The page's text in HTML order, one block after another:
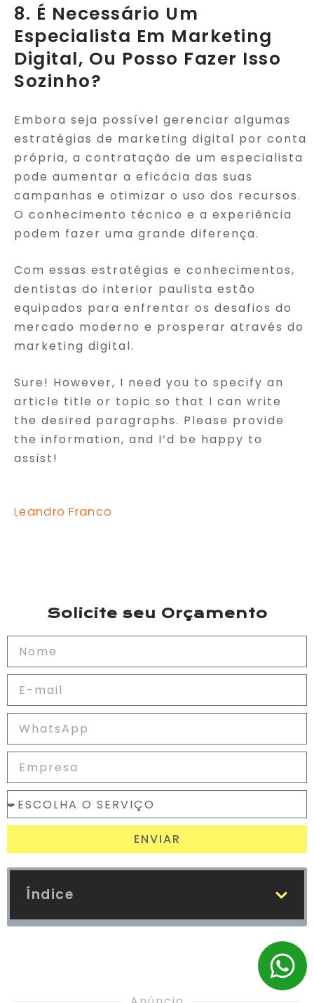
8. É Necessário Um
Especialista Em Marketing
Digital, Ou Posso Fazer Isso
Sozinho?
Embora seja possível gerenciar algumas
estratégias de marketing digital por conta
própria, a contratação de um especialista
pode aumentar a eficácia das suas
campanhas e otimizar o uso dos recursos.
O conhecimento técnico e a experiência
podem fazer uma grande diferença.
Com essas estratégias e conhecimentos,
dentistas do interior paulista estão
equipados para enfrentar os desafios do
mercado moderno e prosperar através do
marketing digital.
Sure! However, I need you to specify an
article title or topic so that I can write
the desired paragraphs. Please provide
the information, and I’d be happy to
assist!
Leandro Franco
Solicite seu Orçamento
ENVIAR
Índice